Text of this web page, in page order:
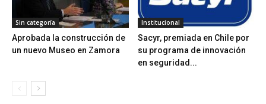
Sin categoría
Aprobada la construcción de
un nuevo Museo en Zamora
Institucional
Sacyr, premiada en Chile por
su programa de innovación
en seguridad...